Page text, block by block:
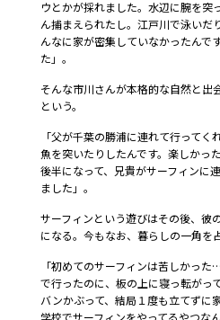
ウとかが採れました。水辺に腕を突
ん捕まえられたし。江戸川で泳いだ
んなに家が密集していなかったんで
た」。
そんな市川さんが本格的な自然と出
という。
「父が千葉の勝浦に連れて行ってく
魚を突いたりしたんです。楽しかっ
後半になって、兄貴がサーフィンに
ました」。
サーフィンという遊びはその後、彼
になる。今もなお、暮らしの一角を
「初めてのサーフィンは苦しかっ
で行ったのに、板の上に寝っ転がっ
バンかぶって、結局１度も立てずに